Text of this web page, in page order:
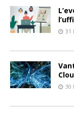
31
30